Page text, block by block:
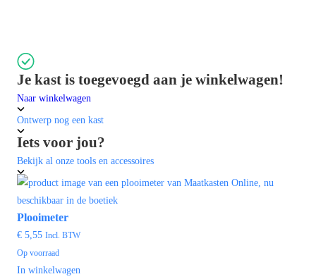
Je kast is toegevoegd aan je winkelwagen!
Naar winkelwagen
Ontwerp nog een kast
Iets voor jou?
Bekijk al onze tools en accessoires
Plooimeter
€ 5,55 Incl. BTW
Op voorraad
In winkelwagen